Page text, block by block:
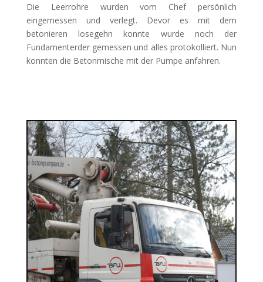
Die Leerrohre wurden vom Chef persönlich
eingemessen und verlegt. Devor es mit dem
betonieren losegehn konnte wurde noch der
Fundamenterder gemessen und alles protokolliert. Nun
konnten die Betonmische mit der Pumpe anfahren.